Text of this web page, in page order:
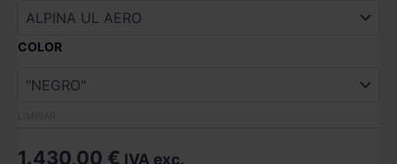
COLOR
1.430,00 € IVA exc.